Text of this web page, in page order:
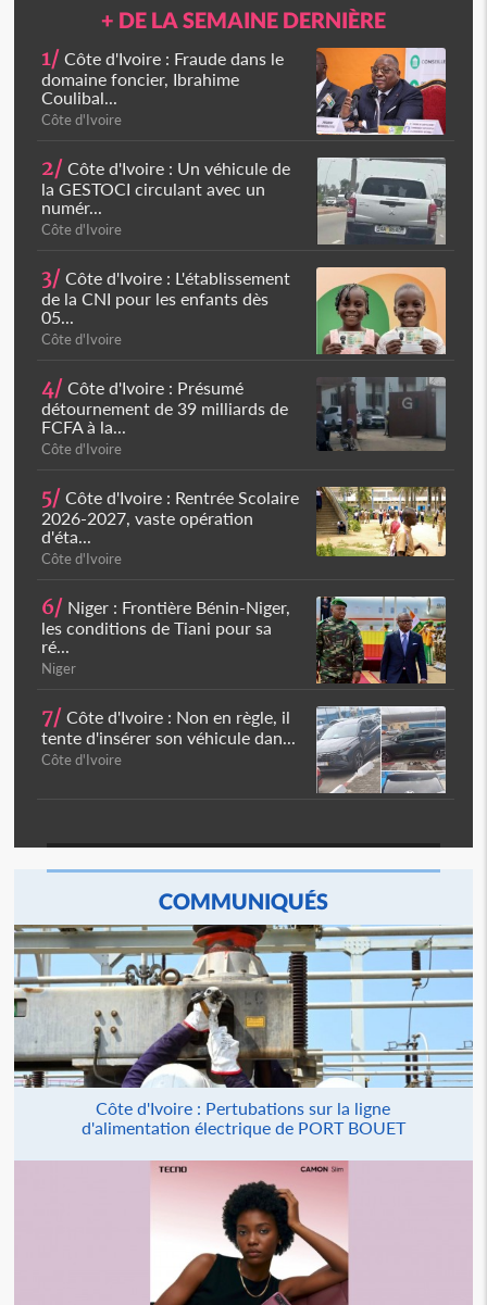
+ DE LA SEMAINE DERNIÈRE
1/ Côte d'Ivoire : Fraude dans le
domaine foncier, Ibrahime
Coulibal...
Côte d'Ivoire
2/ Côte d'Ivoire : Un véhicule de
la GESTOCI circulant avec un
numér...
Côte d'Ivoire
3/ Côte d'Ivoire : L'établissement
de la CNI pour les enfants dès
05...
Côte d'Ivoire
4/ Côte d'Ivoire : Présumé
détournement de 39 milliards de
FCFA à la...
Côte d'Ivoire
5/ Côte d'Ivoire : Rentrée Scolaire
2026-2027, vaste opération
d'éta...
Côte d'Ivoire
6/ Niger : Frontière Bénin-Niger,
les conditions de Tiani pour sa
ré...
Niger
7/ Côte d'Ivoire : Non en règle, il
tente d'insérer son véhicule dan...
Côte d'Ivoire
COMMUNIQUÉS
Côte d'Ivoire : Pertubations sur la ligne
d'alimentation électrique de PORT BOUET